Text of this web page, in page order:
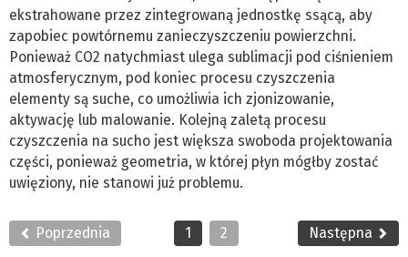
ekstrahowane przez zintegrowaną jednostkę ssącą, aby
zapobiec powtórnemu zanieczyszczeniu powierzchni.
Ponieważ CO2 natychmiast ulega sublimacji pod ciśnieniem
atmosferycznym, pod koniec procesu czyszczenia
elementy są suche, co umożliwia ich zjonizowanie,
aktywację lub malowanie. Kolejną zaletą procesu
czyszczenia na sucho jest większa swoboda projektowania
części, ponieważ geometria, w której płyn mógłby zostać
uwięziony, nie stanowi już problemu.
Poprzednia 1 2 Następna